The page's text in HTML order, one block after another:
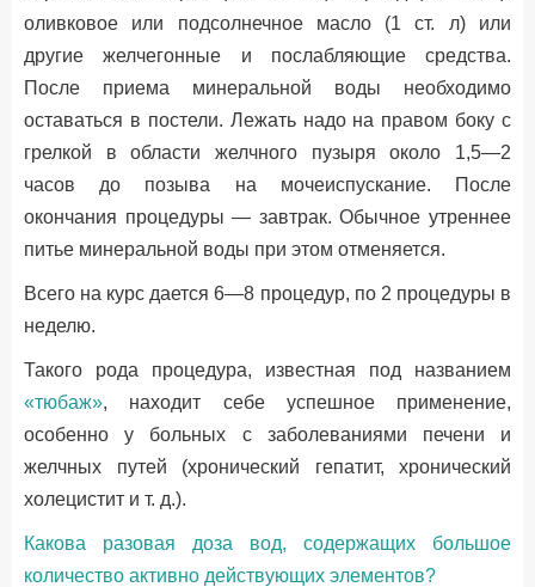
оливковое или подсолнечное масло (1 ст. л) или
другие желчегонные и послабляющие средства.
После приема минеральной воды необходимо
оставаться в постели. Лежать надо на правом боку с
грелкой в области желчного пузыря около 1,5—2
часов до позыва на мочеиспускание. После
окончания процедуры — завтрак. Обычное утреннее
питье минеральной воды при этом отменяется.
Всего на курс дается 6—8 процедур, по 2 процедуры в
неделю.
Такого рода процедура, известная под названием
«тюбаж», находит себе успешное применение,
особенно у больных с заболеваниями печени и
желчных путей (хронический гепатит, хронический
холецистит и т. д.).
Какова разовая доза вод, содержащих большое
количество активно действующих элементов?